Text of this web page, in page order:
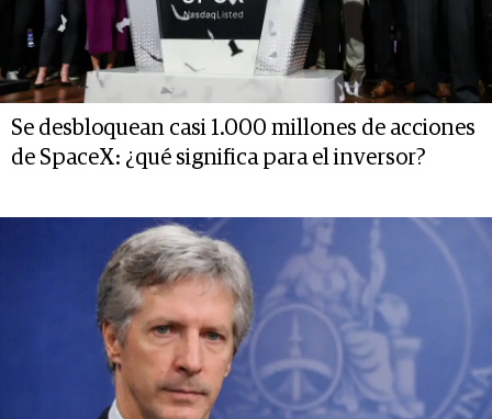
Se desbloquean casi 1.000 millones de acciones
de SpaceX: ¿qué significa para el inversor?